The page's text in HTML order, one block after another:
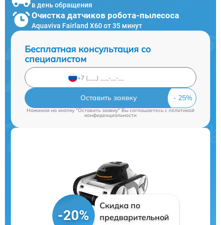
в день обращения
Очистка датчиков робота-пылесоса
Aquaviva Fairland X60 от 35 минут
Бесплатная консультация со
специалистом
Оставить заявку
Нажимая на кнопку "Оставить заявку" Вы соглашаетесь c политикой
конфиденциальности
-20%
Скидка по
предварительной